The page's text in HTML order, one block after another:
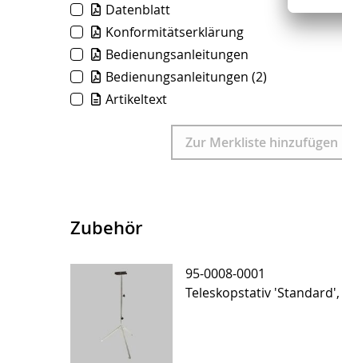
Datenblatt
Konformitätserklärung
Bedienungsanleitungen
Bedienungsanleitungen (2)
Artikeltext
Zur Merkliste hinzufügen
Zubehör
95-0008-0001
Teleskopstativ